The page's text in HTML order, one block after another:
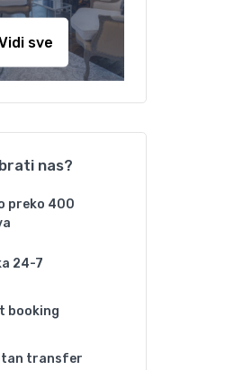
sve
nas?
preko 400
24-7
booking
transfer